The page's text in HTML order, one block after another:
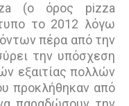
(ο όρος pizza
το 2012 λόγω
πέρα από την
την υπόσχεση
εξαιτίας πολλών
προκλήθηκαν από